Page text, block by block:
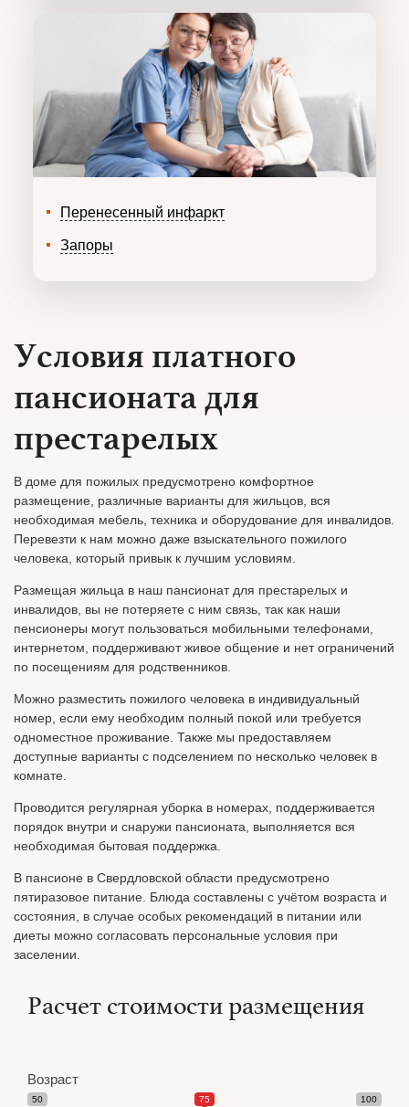
Перенесенный инфаркт
Запоры
Условия платного
пансионата для
престарелых
В доме для пожилых предусмотрено комфортное
размещение, различные варианты для жильцов, вся
необходимая мебель, техника и оборудование для инвалидов.
Перевезти к нам можно даже взыскательного пожилого
человека, который привык к лучшим условиям.
Размещая жильца в наш пансионат для престарелых и
инвалидов, вы не потеряете с ним связь, так как наши
пенсионеры могут пользоваться мобильными телефонами,
интернетом, поддерживают живое общение и нет ограничений
по посещениям для родственников.
Можно разместить пожилого человека в индивидуальный
номер, если ему необходим полный покой или требуется
одноместное проживание. Также мы предоставляем
доступные варианты с подселением по несколько человек в
комнате.
Проводится регулярная уборка в номерах, поддерживается
порядок внутри и снаружи пансионата, выполняется вся
необходимая бытовая поддержка.
В пансионе в Свердловской области предусмотрено
пятиразовое питание. Блюда составлены с учётом возраста и
состояния, в случае особых рекомендаций в питании или
диеты можно согласовать персональные условия при
заселении.
Расчет стоимости размещения